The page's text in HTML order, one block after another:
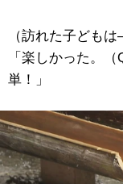
（訪れた子どもは
「楽しかった。
単！」